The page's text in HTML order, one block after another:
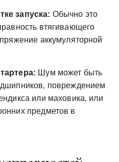
запуска: Обычно это
втягивающего
аккумуляторной
Шум может быть
повреждением
или маховика‚ или
предметов в